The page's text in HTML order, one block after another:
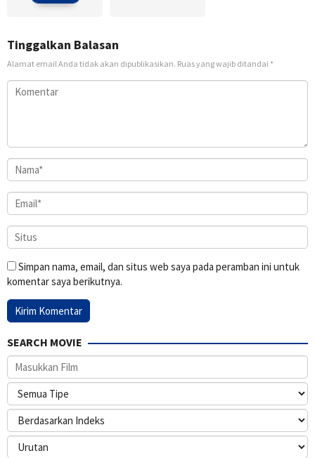
Tinggalkan Balasan
Alamat email Anda tidak akan dipublikasikan. Ruas yang wajib ditandai *
Simpan nama, email, dan situs web saya pada peramban ini untuk
komentar saya berikutnya.
SEARCH MOVIE